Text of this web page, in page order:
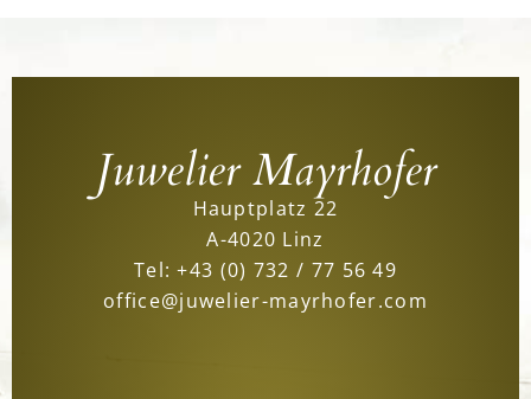
Juwelier Mayrhofer
Hauptplatz 22
A-4020 Linz
Tel:+43 (0) 732 / 77 56 49
office@juwelier-mayrhofer.com